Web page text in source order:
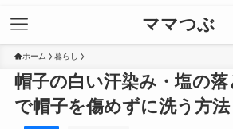
ママつぶ
ホーム 暮らし
帽子の白い汗染み・塩の
で帽子を傷めずに洗う方法